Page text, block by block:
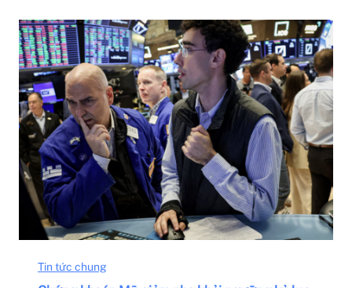
Tin tức chung